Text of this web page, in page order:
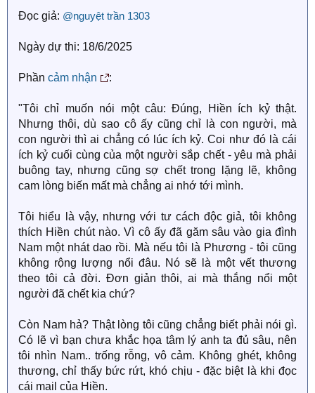
Đọc giả: @nguyệt trần 1303
Ngày dự thi: 18/6/2025
Phần cảm nhận :
"Tôi chỉ muốn nói một câu: Đúng, Hiền ích kỷ thật.
Nhưng thôi, dù sao cô ấy cũng chỉ là con người, mà
con người thì ai chẳng có lúc ích kỷ. Coi như đó là cái
ích kỷ cuối cùng của một người sắp chết - yêu mà phải
buông tay, nhưng cũng sợ chết trong lặng lẽ, không
cam lòng biến mất mà chẳng ai nhớ tới mình.
Tôi hiểu là vậy, nhưng với tư cách độc giả, tôi không
thích Hiền chút nào. Vì cô ấy đã găm sâu vào gia đình
Nam một nhát dao rồi. Mà nếu tôi là Phương - tôi cũng
không rộng lượng nổi đâu. Nó sẽ là một vết thương
theo tôi cả đời. Đơn giản thôi, ai mà thắng nổi một
người đã chết kia chứ?
Còn Nam hả? Thật lòng tôi cũng chẳng biết phải nói gì.
Có lẽ vì bạn chưa khắc họa tâm lý anh ta đủ sâu, nên
tôi nhìn Nam.. trống rỗng, vô cảm. Không ghét, không
thương, chỉ thấy bức rứt, khó chịu - đặc biệt là khi đọc
cái mail của Hiền.